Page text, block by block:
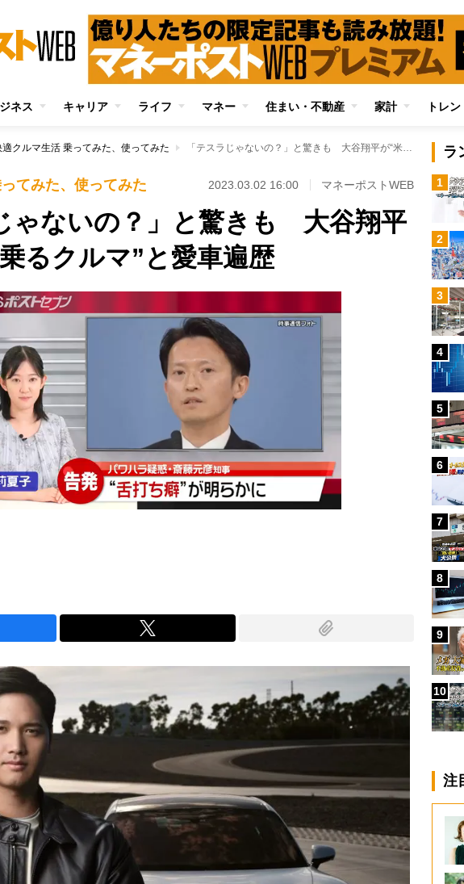
ネス キャリア ライフ マネー 住まい・不動産 家計 トレン
適クルマ生活 乗ってみた、使ってみた 「テスラじゃないの？」と驚きも 大谷翔平が“米国で乗るクルマ”と愛車遍歴
てみた、使ってみた 2023.03.02 16:00 マネーポストWEB
ゃないの？」と驚きも 大谷翔平
るクルマ”と愛車遍歴
ラ
1
2
3
4
5
6
7
8
9
10
注